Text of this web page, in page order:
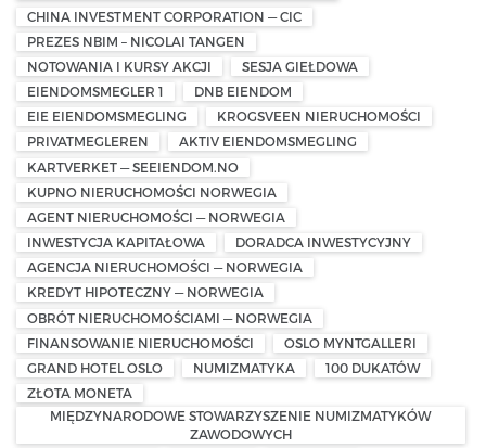
CHINA INVESTMENT CORPORATION — CIC
PREZES NBIM – NICOLAI TANGEN
NOTOWANIA I KURSY AKCJI
SESJA GIEŁDOWA
EIENDOMSMEGLER 1
DNB EIENDOM
EIE EIENDOMSMEGLING
KROGSVEEN NIERUCHOMOŚCI
PRIVATMEGLEREN
AKTIV EIENDOMSMEGLING
KARTVERKET — SEEIENDOM.NO
KUPNO NIERUCHOMOŚCI NORWEGIA
AGENT NIERUCHOMOŚCI — NORWEGIA
INWESTYCJA KAPITAŁOWA
DORADCA INWESTYCYJNY
AGENCJA NIERUCHOMOŚCI — NORWEGIA
KREDYT HIPOTECZNY — NORWEGIA
OBRÓT NIERUCHOMOŚCIAMI — NORWEGIA
FINANSOWANIE NIERUCHOMOŚCI
OSLO MYNTGALLERI
GRAND HOTEL OSLO
NUMIZMATYKA
100 DUKATÓW
ZŁOTA MONETA
MIĘDZYNARODOWE STOWARZYSZENIE NUMIZMATYKÓW
ZAWODOWYCH